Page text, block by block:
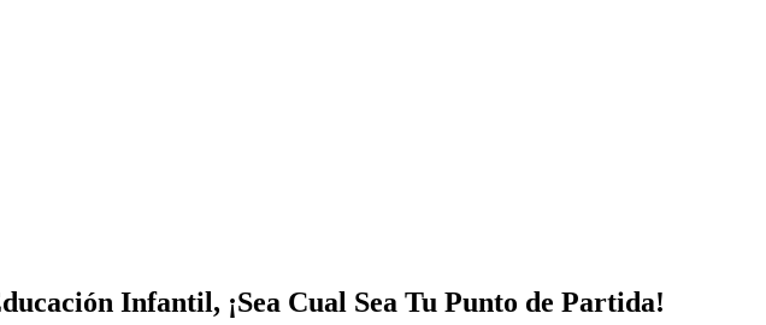
Infantil, ¡Sea Cual Sea Tu Punto de Partida!